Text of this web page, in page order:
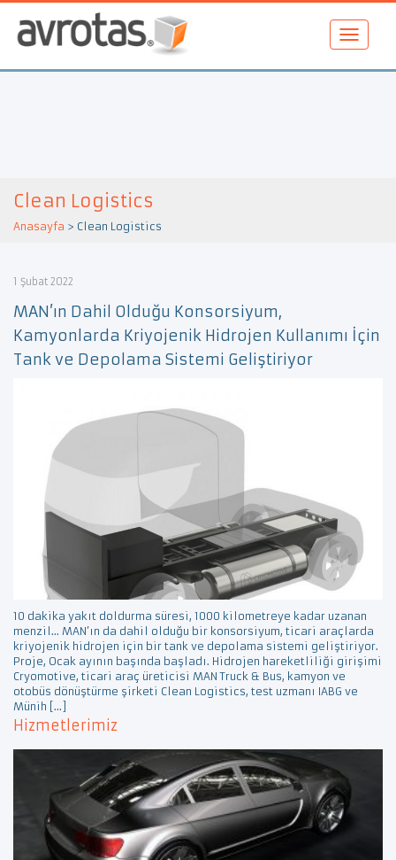
Clean Logistics
Anasayfa > Clean Logistics
1 Şubat 2022
MAN’ın Dahil Olduğu Konsorsiyum,
Kamyonlarda Kriyojenik Hidrojen Kullanımı İçin
Tank ve Depolama Sistemi Geliştiriyor
10 dakika yakıt doldurma süresi, 1000 kilometreye kadar uzanan
menzil… MAN’ın da dahil olduğu bir konsorsiyum, ticari araçlarda
kriyojenik hidrojen için bir tank ve depolama sistemi geliştiriyor.
Proje, Ocak ayının başında başladı. Hidrojen hareketliliği girişimi
Cryomotive, ticari araç üreticisi MAN Truck & Bus, kamyon ve
otobüs dönüştürme şirketi Clean Logistics, test uzmanı IABG ve
Münih […]
Hizmetlerimiz